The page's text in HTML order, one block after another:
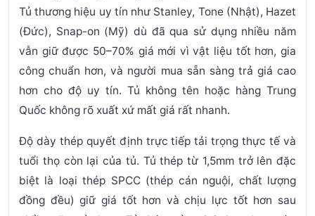
Tủ thương hiệu uy tín như Stanley, Tone (Nhật), Hazet
(Đức), Snap-on (Mỹ) dù đã qua sử dụng nhiều năm
vẫn giữ được 50–70% giá mới vì vật liệu tốt hơn, gia
công chuẩn hơn, và người mua sẵn sàng trả giá cao
hơn cho độ uy tín. Tủ không tên hoặc hàng Trung
Quốc không rõ xuất xứ mất giá rất nhanh.
Độ dày thépquyết định trực tiếp tải trọng thực tế và
tuổi thọ còn lại của tủ. Tủ thép từ 1,5mm trở lên đặc
biệt là loại thép SPCC (thép cán nguội, chất lượng
đồng đều) giữ giá tốt hơn và chịu lực tốt hơn sau